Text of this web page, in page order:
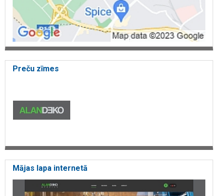
Preču zīmes
Mājas lapa internetā